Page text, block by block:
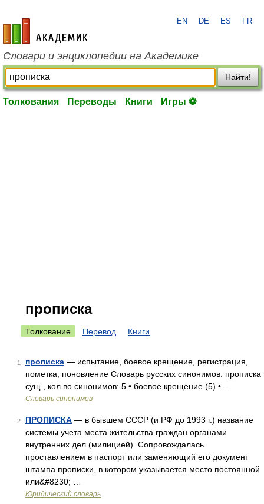
academic.ru
EN DE ES FR
Словари и энциклопедии на Академике
Найти!
Толкования Переводы Книги Игры ⚽
прописка
Толкование Перевод Книги
1 прописка — испытание, боевое крещение, регистрация,
пометка, поновление Словарь русских синонимов. прописка
сущ., кол во синонимов: 5 • боевое крещение (5) • …
Словарь синонимов
2 ПРОПИСКА — в бывшем СССР (и РФ до 1993 г.) название
системы учета места жительства граждан органами
внутренних дел (милицией). Сопровождалась
проставлением в паспорт или заменяющий его документ
штампа прописки, в котором указывается место постоянной
или&#8230; …
Юридический словарь